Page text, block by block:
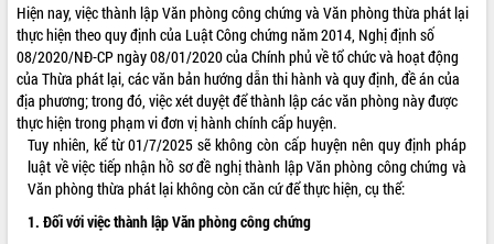
UBND CÁC XÃ, PHƯỜNG
THÔNG TIN CHỈ ĐẠO ĐIỀU HÀNH
HỆ THỐNG VĂN BẢN
VĂN BẢN HĐND TỈNH
Hiện nay, việc thành lập Văn phòng công chứng và Văn phòng thừa phát lại
thực hiện theo quy định của Luật Công chứng năm 2014, Nghị định số
08/2020/NĐ-CP ngày 08/01/2020 của Chính phủ về tổ chức và hoạt động
của Thừa phát lại, các văn bản hướng dẫn thi hành và quy định, đề án của
địa phương; trong đó, việc xét duyệt để thành lập các văn phòng này được
thực hiện trong phạm vi đơn vị hành chính cấp huyện.
Tuy nhiên, kể từ 01/7/2025 sẽ không còn cấp huyện nên quy định pháp
luật về việc tiếp nhận hồ sơ đề nghị thành lập Văn phòng công chứng và
Văn phòng thừa phát lại không còn căn cứ để thực hiện, cụ thể:
1. Đối với việc thành lập Văn phòng công chứng